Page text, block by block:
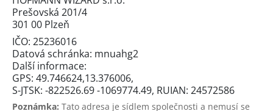
Prešovská 201/4
301 00 Plzeň
IČO: 25236016
Datová schránka: mnuahg2
Další informace:
GPS: 49.746624,13.376006,
S-JTSK: -822526.69 -1069774.49, RUIAN: 24572586
Poznámka: Tato adresa je sídlem společnosti a nemusí se